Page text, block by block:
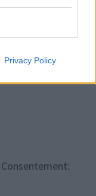
Privacy Policy